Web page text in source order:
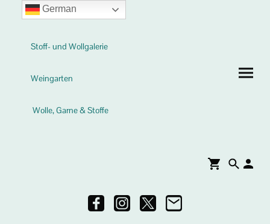
Stoff- und Wollgalerie
Weingarten
Wolle, Garne & Stoffe
German